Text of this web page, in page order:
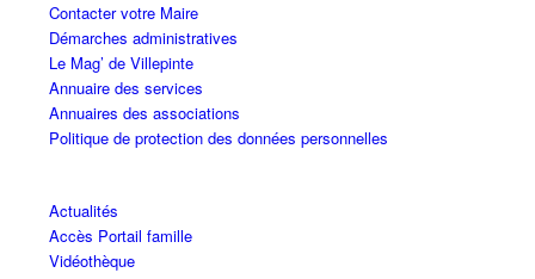
Contacter votre Maire
Démarches administratives
Le Mag’ de Villepinte
Annuaire des services
Annuaires des associations
Politique de protection des données personnelles
Actualités
Accès Portail famille
Vidéothèque